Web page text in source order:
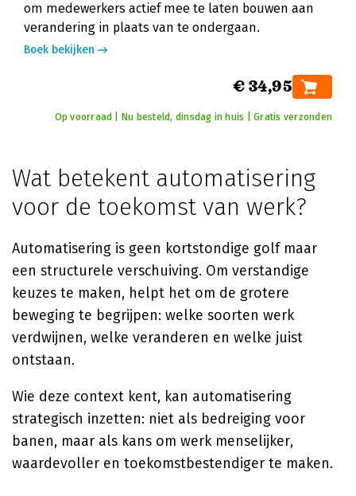
om medewerkers actief mee te laten bouwen aan
verandering in plaats van te ondergaan.
Boek bekijken
€ 34,95
Op voorraad | Nu besteld, dinsdag in huis | Gratis verzonden
Wat betekent automatisering
voor de toekomst van werk?
Automatisering is geen kortstondige golf maar
een structurele verschuiving. Om verstandige
keuzes te maken, helpt het om de grotere
beweging te begrijpen: welke soorten werk
verdwijnen, welke veranderen en welke juist
ontstaan.
Wie deze context kent, kan automatisering
strategisch inzetten: niet als bedreiging voor
banen, maar als kans om werk menselijker,
waardevoller en toekomstbestendiger te maken.